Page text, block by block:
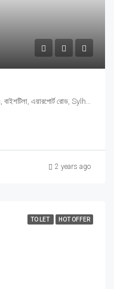
বাইশটিলা, এয়ারপোর্ট রোড, Sylhet, Bangladesh, বাইশটিলা, এয়ারপোর্ট রোড, Sylhet, Bangladesh, সিলেট, সিলেট বিভাগ
2 years ago
TO LET HOT OFFER